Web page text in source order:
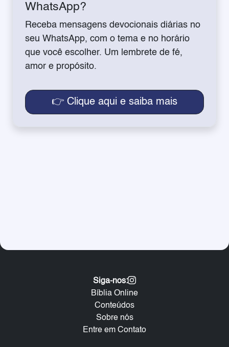
WhatsApp?
Receba mensagens devocionais diárias no
seu WhatsApp, com o tema e no horário
que você escolher. Um lembrete de fé,
amor e propósito.
👉 Clique aqui e saiba mais
Bíblia Online
Conteúdos
Sobre nós
Entre em Contato
Siga-nos: